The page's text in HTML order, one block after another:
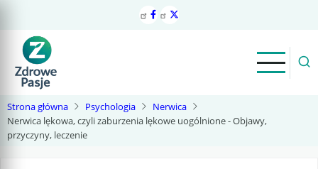
treści
Strona główna Psychologia
Nerwica
Nerwica lękowa, czyli zaburzenia lękowe uogólnione - Objawy,
przyczyny, leczenie